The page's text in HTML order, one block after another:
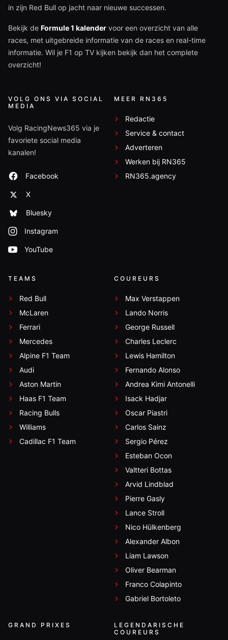
in zijn Red Bull op jacht naar nieuwe successen.
Bekijk de Formule 1 kalender voor een overzicht van alle
races, met uitgebreide informatie van de races en real-time
informatie. Wil je F1 op TV kijken bekijk dan het complete
overzicht!
VOLG ONS VIA SOCIAL
MEDIA
Volg RacingNews365 via je
favoriete social media
kanalen!
Facebook
X
Bluesky
Instagram
YouTube
MEER RN365
Redactie
Service & contact
Adverteren
Werken bij RN365
RN365.agency
TEAMS
Red Bull
McLaren
Ferrari
Mercedes
Alpine F1 Team
Audi
Aston Martin
Haas F1 Team
Racing Bulls
Williams
Cadillac F1 Team
COUREURS
Max Verstappen
Lando Norris
George Russell
Charles Leclerc
Lewis Hamilton
Fernando Alonso
Andrea Kimi Antonelli
Isack Hadjar
Oscar Piastri
Carlos Sainz
Sergio Pérez
Esteban Ocon
Valtteri Bottas
Arvid Lindblad
Pierre Gasly
Lance Stroll
Nico Hülkenberg
Alexander Albon
Liam Lawson
Oliver Bearman
Franco Colapinto
Gabriel Bortoleto
GRAND PRIXES
LEGENDARISCHE
COUREURS